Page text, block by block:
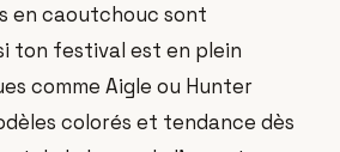
en caoutchouc sont
ton festival est en plein
comme Aigle ou Hunter
colorés et tendance dès